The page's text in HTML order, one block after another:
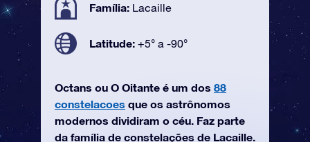
Família: Lacaille
Latitude: +5° a -90°
Octans ou O Oitante é um dos 88
constelacoes que os astrônomos
modernos dividiram o céu. Faz parte
da família de constelações de Lacaille.